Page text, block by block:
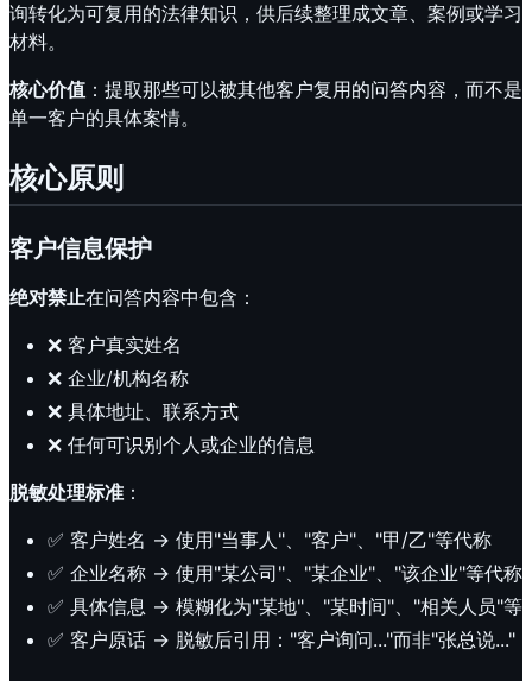
询转化为可复用的法律知识，供后续整理成文章、案例或学习
材料。
核心价值 ：提取那些可以被其他客户复用的问答内容，而不是
单一客户的具体案情。
核心原则
客户信息保护
绝对禁止在问答内容中包含：
❌ 客户真实姓名
❌ 企业/机构名称
❌ 具体地址、联系方式
❌ 任何可识别个人或企业的信息
脱敏处理标准 ：
✅ 客户姓名 → 使用"当事人"、"客户"、"甲/乙"等代称
✅ 企业名称 → 使用"某公司"、"某企业"、"该企业"等代称
✅ 具体信息 → 模糊化为"某地"、"某时间"、"相关人员"等
✅ 客户原话 → 脱敏后引用："客户询问..."而非"张总说..."